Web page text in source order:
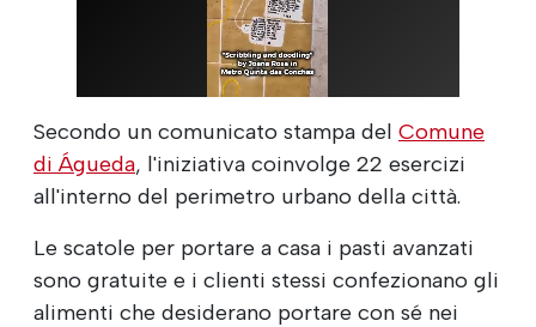
Secondo un comunicato stampa del Comune
di Águeda, l'iniziativa coinvolge 22 esercizi
all'interno del perimetro urbano della città.
Le scatole per portare a casa i pasti avanzati
sono gratuite e i clienti stessi confezionano gli
alimenti che desiderano portare con sé nei